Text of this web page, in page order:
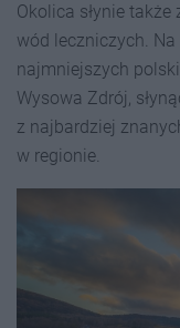
Okolica słynie
wód leczniczych.
najmniejszych
Wysowa Zdrój,
z najbardziej
w regionie.